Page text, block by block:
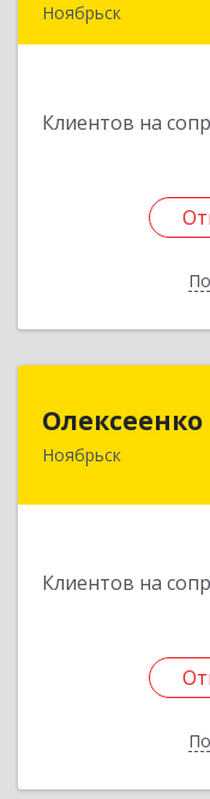
Ноябрьск
Клиентов на
Ноябрьск
Клиентов на
629804,